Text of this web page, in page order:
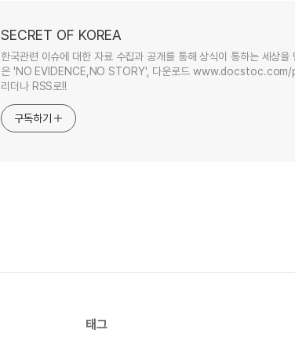
SECRET OF KOREA
한국관련 이슈에 대한 자료 수집과 공개를 통해 상식이 통하는 세상
은 'NO EVIDENCE,NO STORY', 다운로드
리더나 RSS로!!
구독하기
태그